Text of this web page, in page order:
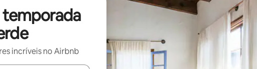
incríveis no Airbnb